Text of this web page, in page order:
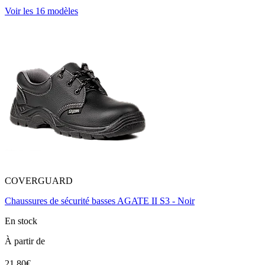
Voir les 16 modèles
COVERGUARD
Chaussures de sécurité basses AGATE II S3 - Noir
En stock
À partir de